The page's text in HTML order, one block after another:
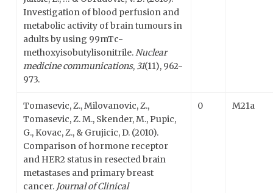
Investigation of blood perfusion and
metabolic activity of brain tumours in
adults by using 99mTc-
methoxyisobutylisonitrile.Nuclear
medicine communications, 31(11), 962-
973.
Tomasevic, Z., Milovanovic, Z.,
Tomasevic, Z. M., Skender, M., Pupic,
G., Kovac, Z., & Grujicic, D. (2010).
Comparison of hormone receptor
and HER2 status in resected brain
metastases and primary breast
cancer. Journal of Clinical
0 M21a